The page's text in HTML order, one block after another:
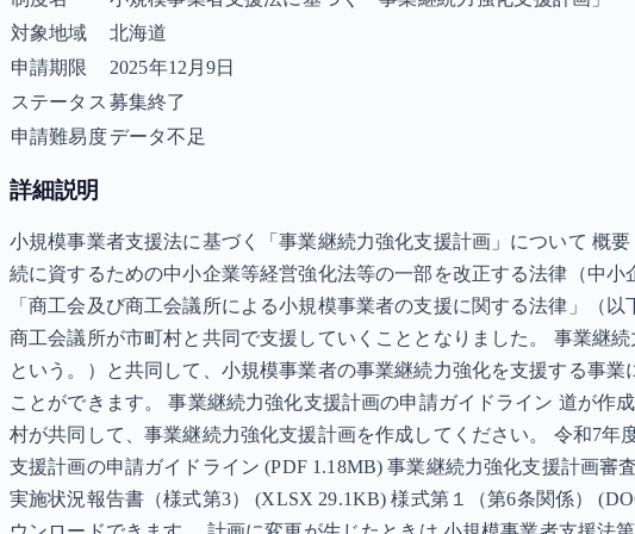
対象地域
北海道
申請期限
2025年12月9日
ステータス 募集終了
申請難易度データ不足
詳細説明
小規模事業者支援法に基づく「事業継続力強化支援計画」について 概
続に資するための中小企業等経営強化法等の一部を改正する法律（中
「商工会及び商工会議所による小規模事業者の支援に関する法律」（
商工会議所が市町村と共同で支援していくこととなりました。 事業継
という。）と共同して、小規模事業者の事業継続力強化を支援する事
ことができます。 事業継続力強化支援計画の申請ガイドライン 道が
村が共同して、事業継続力強化支援計画を作成してください。 令和7年
支援計画の申請ガイドライン (PDF 1.18MB) 事業継続力強化支援計画
実施状況報告書（様式第3） (XLSX 29.1KB) 様式第１（第6条関係）